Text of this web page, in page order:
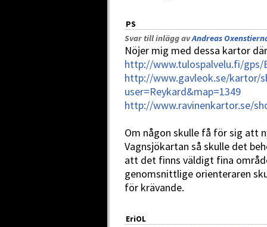
PS
Svar till inlägg avAndreas
Nöjer mig med dessa kartor
http://www.tulospalvelu.fi/gps/
http://www.gavleok.se/kartor/
user=Reykard&map=1349
http://www.ravinenkartor.se/
Om någon skulle få för sig att
Vagnsjökartan så skulle det
att det finns väldigt fina
genomsnittlige orienteraren
för krävande.
EriOL